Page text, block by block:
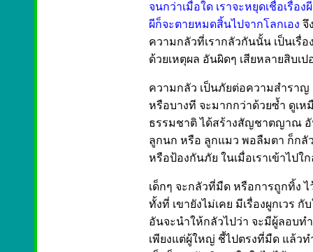
จนกว่าเมื่อใด เราจะหยุดเชื่อเรื่
ผีก็จะตายหมดสิ้นไปจากโลกเอง จึ
ความกลัวที่เรากลัวกันนั้น เป็นเรื่อ
ด้วยเหตุผล อันผิดๆ เสียหลายสิบเป
ความกลัว เป็นภัยต่อความสำราญ
หรือบางที จะมากกว่าด้วยซ้ำ ดูเห
ธรรมชาติ ได้สร้างสัญชาตญาณ อั
ลูกนก หรือ ลูกแมว พอลืมตา ก็กลั
หรือป้องกันภัย ในเมื่อเราเข้าไปใ
เด็กๆ จะกลัวที่มืด หรือการถูกทิ้ง ไ
ทั้งที่ เขายังไม่เคย มีเรื่องผูกเวร กั
อันจะนำให้กลัวไปว่า จะมีผู้ลอบท
เพียงแต่ผู้ใหญ่ ชี้ไปตรงที่มืด แล้ว